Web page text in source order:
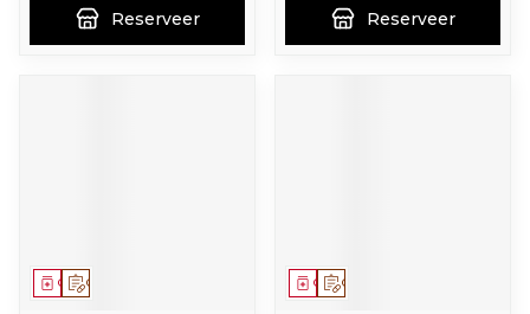
Reserveer Reserveer
Op voorschrift
Geneesmiddel Op voorschrift
Geneesmiddel